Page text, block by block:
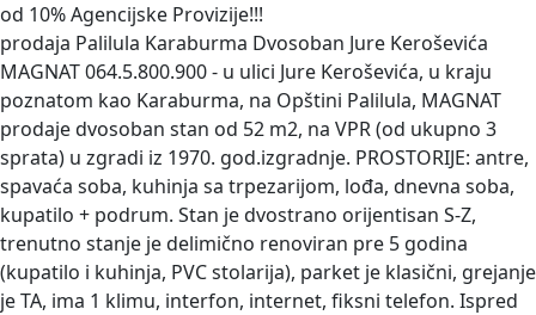
od 10% Agencijske Provizije!!!
prodaja Palilula Karaburma Dvosoban Jure Keroševića
MAGNAT 064.5.800.900 - u ulici Jure Keroševića, u kraju
poznatom kao Karaburma, na Opštini Palilula, MAGNAT
prodaje dvosoban stan od 52 m2, na VPR (od ukupno 3
sprata) u zgradi iz 1970. god.izgradnje. PROSTORIJE: antre,
spavaća soba, kuhinja sa trpezarijom, lođa, dnevna soba,
kupatilo + podrum. Stan je dvostrano orijentisan S-Z,
trenutno stanje je delimično renoviran pre 5 godina
(kupatilo i kuhinja, PVC stolarija), parket je klasični, grejanje
je TA, ima 1 klimu, interfon, internet, fiksni telefon. Ispred